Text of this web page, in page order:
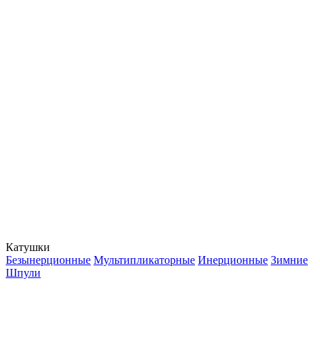
Катушки
Безынерционные Мультипликаторные Инерционные Зимние
Шпули